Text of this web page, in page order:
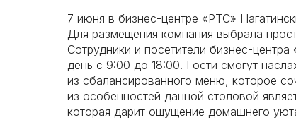
7 июня в бизнес-центре «РТС»
Для размещения компания выбрала
Сотрудники и посетители бизнес-
день с 9:00 до 18:00. Гости смогут
из сбалансированного меню, которое
из особенностей данной столовой
которая дарит ощущение домашнего